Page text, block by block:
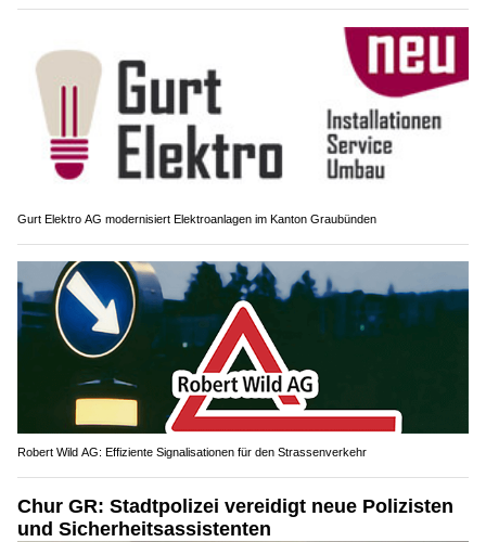
Gurt Elektro AG modernisiert Elektroanlagen im Kanton Graubünden
Robert Wild AG: Effiziente Signalisationen für den Strassenverkehr
Chur GR: Stadtpolizei vereidigt neue Polizisten
und Sicherheitsassistenten